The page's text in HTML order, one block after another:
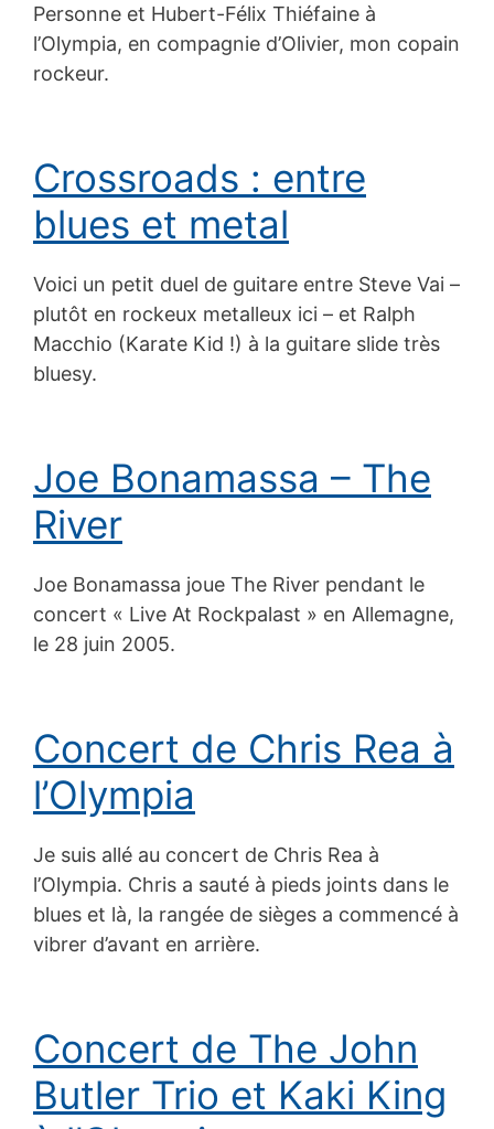
Personne et Hubert-Félix Thiéfaine à
l’Olympia, en compagnie d’Olivier, mon copain
rockeur.
Crossroads : entre
blues et metal
Voici un petit duel de guitare entre Steve Vai –
plutôt en rockeux metalleux ici – et Ralph
Macchio (Karate Kid !) à la guitare slide très
bluesy.
Joe Bonamassa – The
River
Joe Bonamassa joue The River pendant le
concert « Live At Rockpalast » en Allemagne,
le 28 juin 2005.
Concert de Chris Rea à
l’Olympia
Je suis allé au concert de Chris Rea à
l’Olympia. Chris a sauté à pieds joints dans le
blues et là, la rangée de sièges a commencé à
vibrer d’avant en arrière.
Concert de The John
Butler Trio et Kaki King